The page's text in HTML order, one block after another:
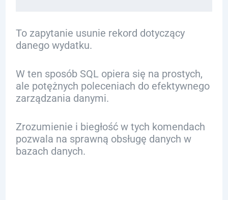
To zapytanie usunie rekord dotyczący
danego wydatku.
W ten sposób SQL opiera się na prostych,
ale potężnych poleceniach do efektywnego
zarządzania danymi.
Zrozumienie i biegłość w tych komendach
pozwala na sprawną obsługę danych w
bazach danych.